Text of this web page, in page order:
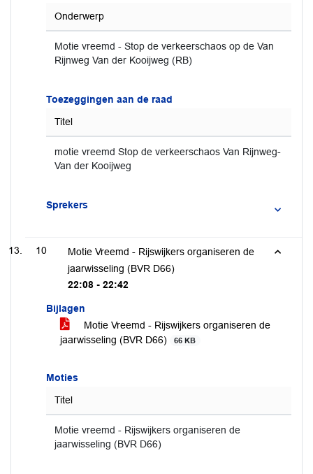
Onderwerp
Motie vreemd - Stop de verkeerschaos op de Van
Rijnweg Van der Kooijweg (RB)
Toezeggingen aan de raad
Titel
motie vreemd Stop de verkeerschaos Van Rijnweg-
Van der Kooijweg
Sprekers
10
Motie Vreemd - Rijswijkers organiseren de
jaarwisseling (BVR D66)
22:08 - 22:42
Bijlagen
Motie Vreemd - Rijswijkers organiseren de
jaarwisseling (BVR D66)
66 KB
Moties
Titel
Motie vreemd - Rijswijkers organiseren de
jaarwisseling (BVR D66)